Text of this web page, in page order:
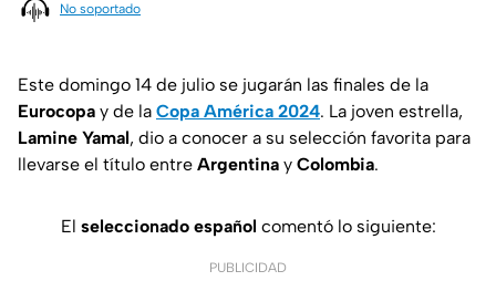
No soportado
Este domingo 14 de julio se jugarán las finales de la
Eurocopa y de la Copa América 2024. La joven estrella,
Lamine Yamal, dio a conocer a su selección favorita para
llevarse el título entre Argentina y Colombia.
El seleccionado español comentó lo siguiente:
PUBLICIDAD